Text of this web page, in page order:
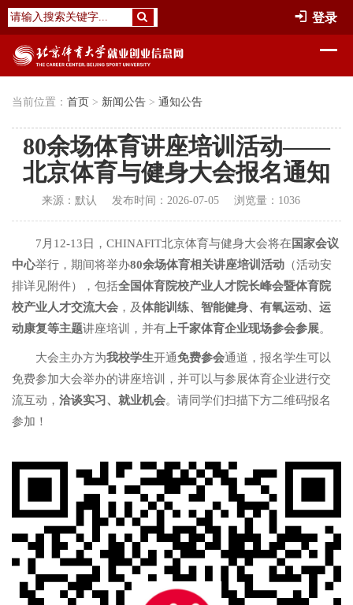
登录
当前位置： 首页 > 新闻公告 > 通知公告
80余场体育讲座培训活动——
北京体育与健身大会报名通知
来源： 默认 发布时间： 2026-07-05 浏览量： 1036
7 月12-13日，CHINAFIT北京体育与健身大会将在 国家会议
中心举行，期间将举办80余场体育相关讲座培训活动 （活动安
排详见附件），包括全国体育院校产业人才院长峰会暨体育院
校产业人才交流大会 ，及体能训练、智能健身、有氧运动、运
动康复等主题讲座培训，并有 上千家体育企业现场参会参展。
大会主办方为我校学生开通免费参会通道，报名学生可以
免费参加大会举办的讲座培训，并可以与参展体育企业进行交
流互动， 洽谈实习、就业机会。请同学们扫描下方二维码报名
参加！